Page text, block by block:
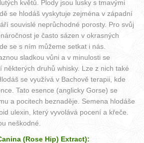
květů. Plody jsou lusky s tmavými
se hlodáš vyskytuje zejména v západní
souvislé neprůchodné porosty. Pro svůj
je často sázen v okrasných
se s ním můžeme setkat i nás.
sladkou vůni a v minulosti se
některých druhů whisky. Lze z nich také
se využívá v Bachově terapii, kde
Tato esence (anglicky Gorse) se
a pocitech beznaděje. Semena hlodáše
ulexin, který vyvolává pocení a křeče.
neškodné.
(Rose Hip) Extract):